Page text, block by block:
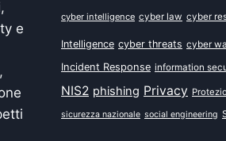
e
cyber intelligence cyber law cyber
Intelligence cyber threats cyber
Incident Response information
NIS2 phishing Privacy
sicurezza nazionale social engineering